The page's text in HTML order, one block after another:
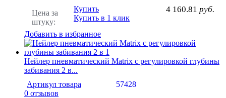
Цена за
штуку:
4 160.81 руб.
Купить
Купить в 1 клик
Добавить в избранное
Нейлер пневматический Matrix с регулировкой глубины
забивания 2 в...
Артикул товара
57428
0 отзывов